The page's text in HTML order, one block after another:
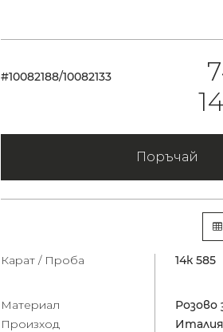
#10082188/10082133
Поръчай
Карат / Проба 14к 585
Материал
Розово
Произход
Италия